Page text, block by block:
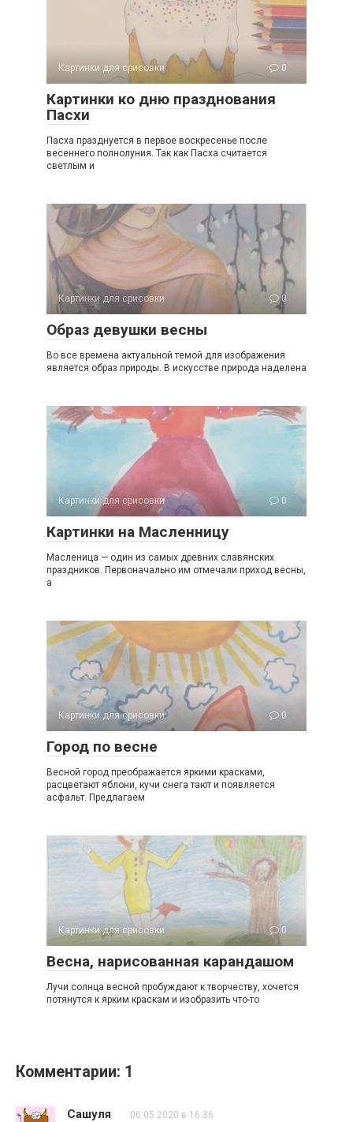
Картинки для срисовки 0
Картинки ко дню празднования
Пасхи
Пасха празднуется в первое воскресенье после
весеннего полнолуния. Так как Пасха считается
светлым и
Картинки для срисовки 0
Образ девушки весны
Во все времена актуальной темой для изображения
является образ природы. В искусстве природа наделена
Картинки для срисовки 0
Картинки на Масленницу
Масленица — один из самых древних славянских
праздников. Первоначально им отмечали приход весны,
а
Картинки для срисовки 0
Город по весне
Весной город преображается яркими красками,
расцветают яблони, кучи снега тают и появляется
асфальт. Предлагаем
Картинки для срисовки 0
Весна, нарисованная карандашом
Лучи солнца весной пробуждают к творчеству, хочется
потянутся к ярким краскам и изобразить что-то
Комментарии: 1
Сашуля 06.05.2020 в 16:36